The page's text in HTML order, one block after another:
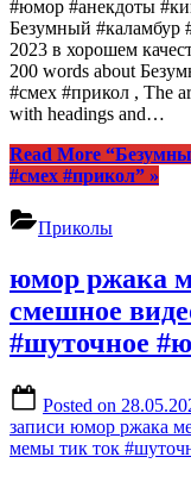
#юмор #анекдоты
Безумный #каламбур
2023 в хорошем
200 words about
#смех #прикол , The
with headings and…
Read More
#смех #прикол” »
Приколы
юмор ржака
смешное
#шуточное
Posted on
записи юмор ржака
мемы тик ток